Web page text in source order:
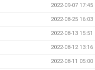
2022-09-07 17:45
2022-08-25 16:03
2022-08-13 15:51
2022-08-12 13:16
2022-08-11 05:00